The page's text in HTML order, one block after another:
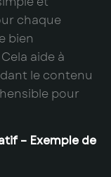
chaque
bien
aide à
le contenu
pour
– Exemple de